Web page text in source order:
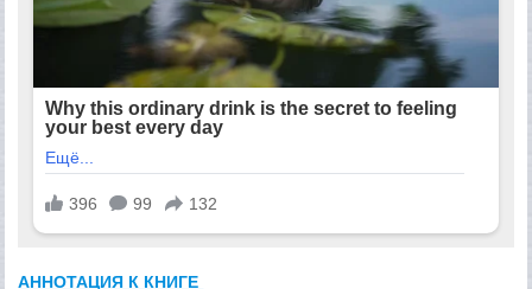
АННОТАЦИЯ К КНИГЕ